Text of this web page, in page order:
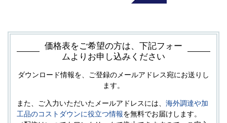
価格表をご希望の方は、下記フォー
ムよりお申し込みください
ダウンロード情報を、ご登録のメールアドレス宛にお送りし
ます。
また、ご入力いただいたメールアドレスには、 海外調達や加
工品のコストダウンに役立つ情報を無料でお届けします。